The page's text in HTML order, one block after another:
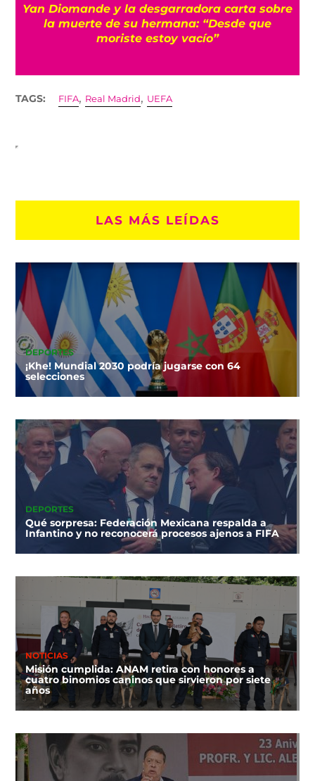
Yan Diomande y la desgarradora carta sobre
la muerte de su hermana: “Desde que
moriste estoy vacío”
TAGS: FIFA, Real Madrid, UEFA
LAS MÁS LEÍDAS
DEPORTES
¡Khe! Mundial 2030 podría jugarse con 64
selecciones
DEPORTES
Qué sorpresa: Federación Mexicana respalda a
Infantino y no reconocerá procesos ajenos a FIFA
NOTICIAS
Misión cumplida: ANAM retira con honores a
cuatro binomios caninos que sirvieron por siete
años